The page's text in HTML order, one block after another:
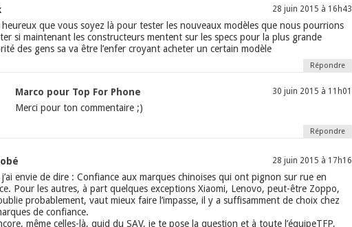
28 juin 2015 à 16h43
heureux que vous soyez là pour tester les nouveaux modèles que nous pourrions
si maintenant les constructeurs mentent sur les specs pour la plus grande
des gens sa va être l’enfer croyant acheter un certain modèle
Répondre
Marco pour Top For Phone 30 juin 2015 à 11h01
Merci pour ton commentaire ;)
Répondre
28 juin 2015 à 17h16
envie de dire : Confiance aux marques chinoises qui ont pignon sur rue en
Pour les autres, à part quelques exceptions Xiaomi, Lenovo, peut-être Zoppo,
probablement, vaut mieux faire l’impasse, il y a suffisamment de choix chez
de confiance.
même celles-là, quid du SAV, je te pose la question et à toute l’équipeTFP,